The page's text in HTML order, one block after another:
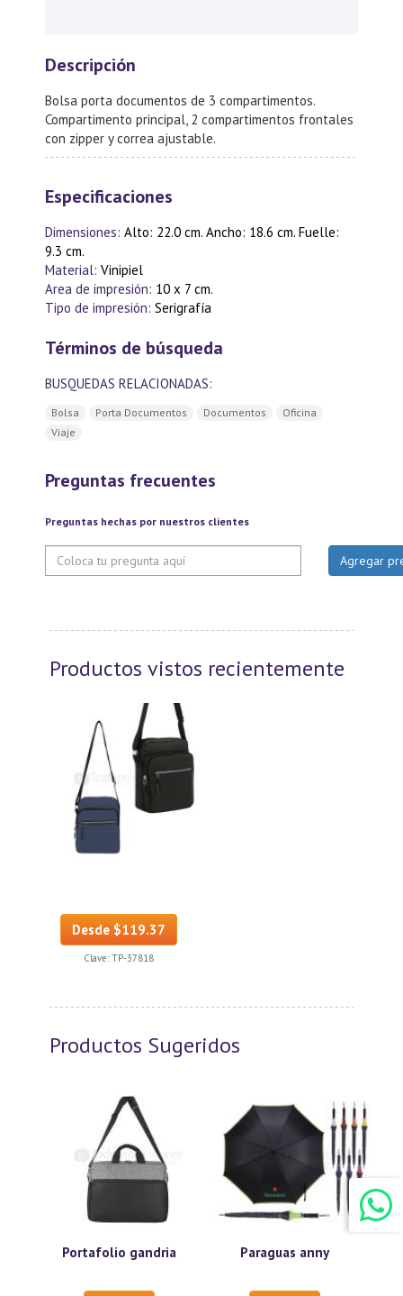
Descripción
Bolsa porta documentos de 3 compartimentos.
Compartimento principal, 2 compartimentos frontales
con zipper y correa ajustable.
Especificaciones
Dimensiones: Alto: 22.0 cm. Ancho: 18.6 cm. Fuelle:
9.3 cm.
Material: Vinipiel
Area de impresión: 10 x 7 cm.
Tipo de impresión: Serigrafía
Términos de búsqueda
BUSQUEDAS RELACIONADAS:
Bolsa Porta Documentos Documentos
Oficina
Viaje
Preguntas frecuentes
Preguntas hechas por nuestros clientes
Productos vistos recientemente
Desde $119.37
Clave: TP-37818
Productos Sugeridos
Portafolio gandria Paraguas anny